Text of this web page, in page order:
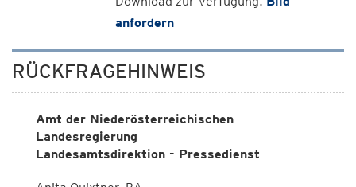
anfordern
RÜCKFRAGEHINWEIS
Amt der Niederösterreichischen
Landesregierung
Landesamtsdirektion - Pressedienst